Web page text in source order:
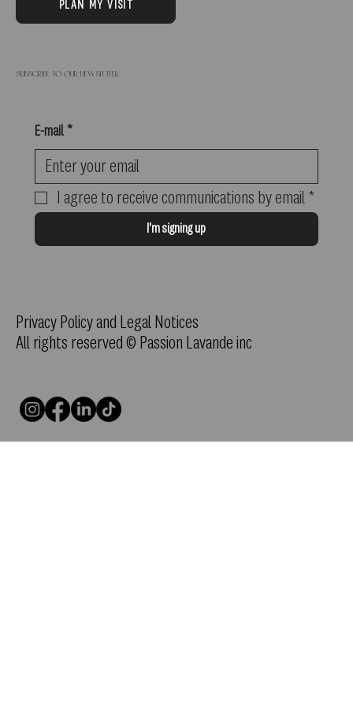
PLAN MY VISIT
Subscribe to our newsletter
E-mail *
I agree to receive communications by email *
I'm signing up
Privacy Policy and Legal Notices
All rights reserved © Passion Lavande inc